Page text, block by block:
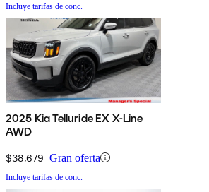
Incluye tarifas de conc.
2025 Kia Telluride EX X-Line
AWD
$38,679 Gran oferta
Incluye tarifas de conc.